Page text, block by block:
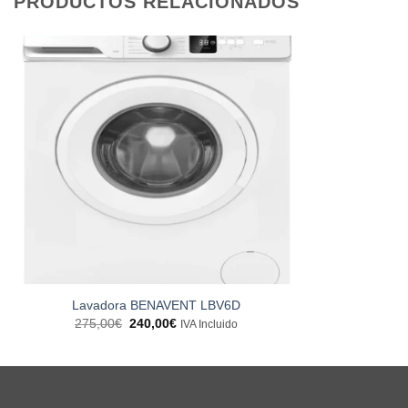
Lavadora BENAVENT LBV6D
275,00€ El
240,00€ElIVA Incluido